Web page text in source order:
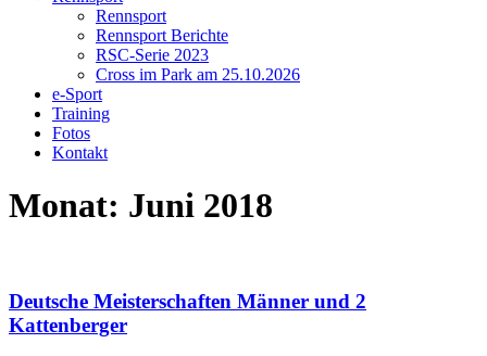
Rennsport
Rennsport Berichte
RSC-Serie 2023
Cross im Park am 25.10.2026
e-Sport
Training
Fotos
Kontakt
Monat: Juni 2018
Deutsche Meisterschaften Männer und 2
Kattenberger